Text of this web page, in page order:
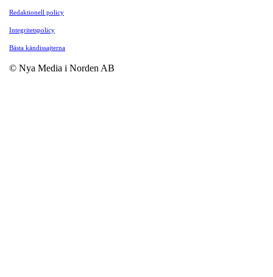
Redaktionell policy
Integritetspolicy
Bästa kändissajterna
© Nya Media i Norden AB